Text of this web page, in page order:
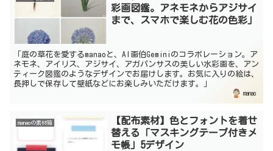
彩画図鑑。アネモネからアジサイ
まで、スマホで楽しむ花の色彩」
「庭の草花を愛するmanaoと、AI画伯Geminiのコラボレーション。ア
ネモネ、アイリス、アジサイ、アガパンサスの美しい水彩画を、アン
ティーク図鑑のようなデザインでお届けします。お気に入りの絵は、
長押しで保存して壁紙などにお楽しみいただけます。」
manao
manaoの素材箱
【配布素材】色とフォントを着せ
替える「マスキングテープ付きメ
モ帳」5デザイン